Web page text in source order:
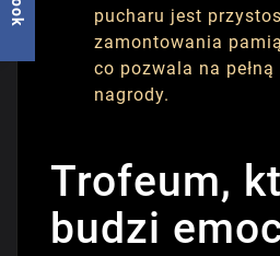
pucharu jest
zamontowania
co pozwala na
nagrody.
Trofeum,
budzi